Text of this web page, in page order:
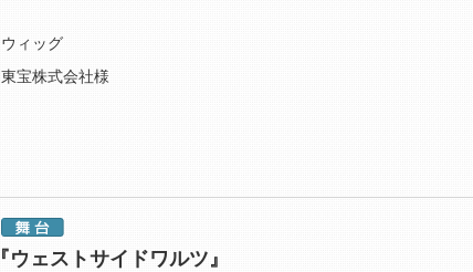
ウィッグ
東宝株式会社様
『ウェストサイドワルツ』